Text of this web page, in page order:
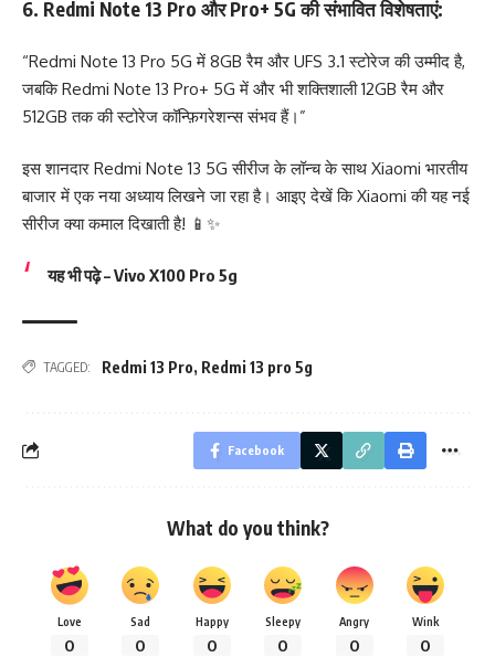
6. Redmi Note 13 Pro और Pro+ 5G की संभावित विशेषताएं:
“Redmi Note 13 Pro 5G में 8GB रैम और UFS 3.1 स्टोरेज की उम्मीद है,
जबकि Redmi Note 13 Pro+ 5G में और भी शक्तिशाली 12GB रैम और
512GB तक की स्टोरेज कॉन्फ़िगरेशन्स संभव हैं।”
इस शानदार Redmi Note 13 5G सीरीज के लॉन्च के साथ Xiaomi भारतीय
बाजार में एक नया अध्याय लिखने जा रहा है। आइए देखें कि Xiaomi की यह नई
सीरीज क्या कमाल दिखाती है! 📱✨
यह भी पढ़े–Vivo X100 Pro 5g
TAGGED: Redmi 13 Pro, Redmi 13 pro 5g
Facebook
What do you think?
Love
0
Sad
0
Happy
0
Sleepy
0
Angry
0
Wink
0